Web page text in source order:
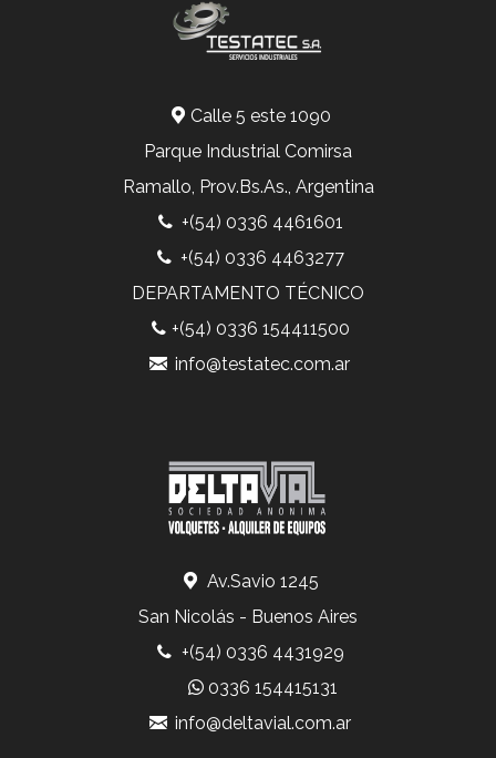
Calle 5 este 1090
Parque Industrial Comirsa
Ramallo, Prov.Bs.As., Argentina
+(54) 0336 4461601
+(54) 0336 4463277
DEPARTAMENTO TÉCNICO
+(54) 0336 154411500
info@testatec.com.ar
Av.Savio 1245
San Nicolás - Buenos Aires
+(54) 0336 4431929
0336 154415131
info@deltavial.com.ar